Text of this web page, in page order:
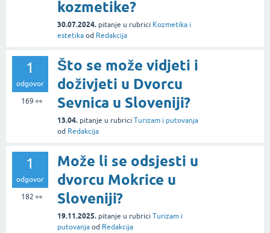
kozmetike?
30.07.2024. pitanje u rubrici Kozmetika i
estetika od Redakcija
1
odgovor
169 👀
Što se može vidjeti i
doživjeti u Dvorcu
Sevnica u Sloveniji?
13.04. pitanje u rubrici Turizam i putovanja
od Redakcija
1
odgovor
182 👀
Može li se odsjesti u
dvorcu Mokrice u
Sloveniji?
19.11.2025. pitanje u rubrici Turizam i
putovanja od Redakcija